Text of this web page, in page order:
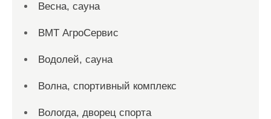
Весна, сауна
ВМТ АгроСервис
Водолей, сауна
Волна, спортивный комплекс
Вологда, дворец спорта